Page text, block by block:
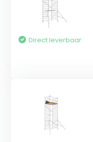
Direct leverbaar